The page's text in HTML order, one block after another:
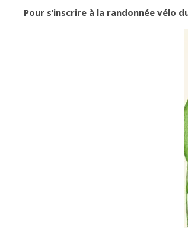
Pour s’inscrire à la randonnée vélo